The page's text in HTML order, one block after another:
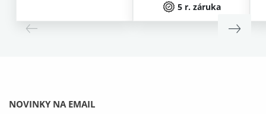
5 r. záruka
NOVINKY NA EMAIL